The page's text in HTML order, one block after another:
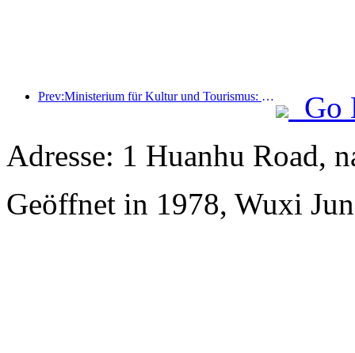
Prev:Ministerium für Kultur und Tourismus: Start von 22 thematischen Aktivitäten in 7 großen Bereichen
Go
Adresse: 1 Huanhu Road,
Geöffnet in 1978, Wuxi